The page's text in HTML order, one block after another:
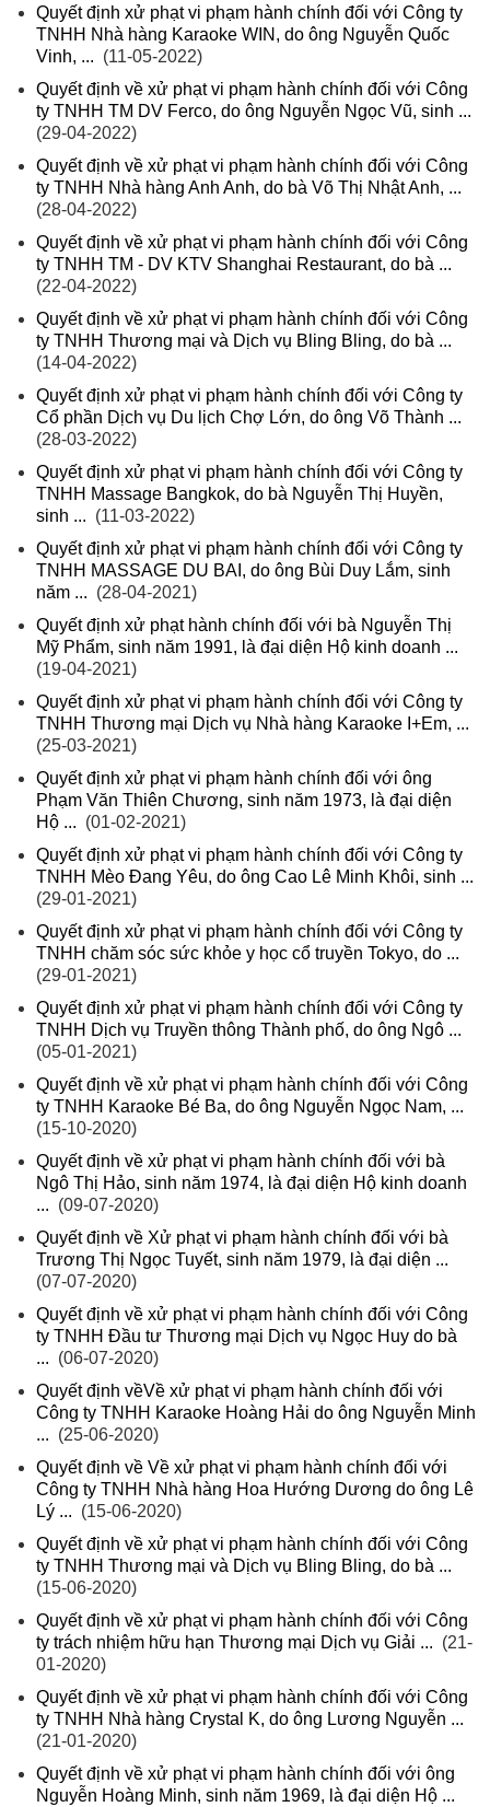
Quyết định xử phạt vi phạm hành chính đối với Công ty
TNHH Nhà hàng Karaoke WIN, do ông Nguyễn Quốc
Vinh, ... (11-05-2022)
Quyết định về xử phạt vi phạm hành chính đối với Công
ty TNHH TM DV Ferco, do ông Nguyễn Ngọc Vũ, sinh ...
(29-04-2022)
Quyết định về xử phạt vi phạm hành chính đối với Công
ty TNHH Nhà hàng Anh Anh, do bà Võ Thị Nhật Anh, ...
(28-04-2022)
Quyết định về xử phạt vi phạm hành chính đối với Công
ty TNHH TM - DV KTV Shanghai Restaurant, do bà ...
(22-04-2022)
Quyết định về xử phạt vi phạm hành chính đối với Công
ty TNHH Thương mại và Dịch vụ Bling Bling, do bà ...
(14-04-2022)
Quyết định xử phạt vi phạm hành chính đối với Công ty
Cổ phần Dịch vụ Du lịch Chợ Lớn, do ông Võ Thành ...
(28-03-2022)
Quyết định xử phạt vi phạm hành chính đối với Công ty
TNHH Massage Bangkok, do bà Nguyễn Thị Huyền,
sinh ... (11-03-2022)
Quyết định xử phạt vi phạm hành chính đối với Công ty
TNHH MASSAGE DU BAI, do ông Bùi Duy Lắm, sinh
năm ... (28-04-2021)
Quyết định xử phạt hành chính đối với bà Nguyễn Thị
Mỹ Phẩm, sinh năm 1991, là đại diện Hộ kinh doanh ...
(19-04-2021)
Quyết định xử phạt vi phạm hành chính đối với Công ty
TNHH Thương mại Dịch vụ Nhà hàng Karaoke I+Em, ...
(25-03-2021)
Quyết định xử phạt vi phạm hành chính đối với ông
Phạm Văn Thiên Chương, sinh năm 1973, là đại diện
Hộ ... (01-02-2021)
Quyết định xử phạt vi phạm hành chính đối với Công ty
TNHH Mèo Đang Yêu, do ông Cao Lê Minh Khôi, sinh ...
(29-01-2021)
Quyết định xử phạt vi phạm hành chính đối với Công ty
TNHH chăm sóc sức khỏe y học cổ truyền Tokyo, do ...
(29-01-2021)
Quyết định xử phạt vi phạm hành chính đối với Công ty
TNHH Dịch vụ Truyền thông Thành phố, do ông Ngô ...
(05-01-2021)
Quyết định về xử phạt vi phạm hành chính đối với Công
ty TNHH Karaoke Bé Ba, do ông Nguyễn Ngọc Nam, ...
(15-10-2020)
Quyết định về xử phạt vi phạm hành chính đối với bà
Ngô Thị Hảo, sinh năm 1974, là đại diện Hộ kinh doanh
... (09-07-2020)
Quyết định về Xử phạt vi phạm hành chính đối với bà
Trương Thị Ngọc Tuyết, sinh năm 1979, là đại diện ...
(07-07-2020)
Quyết định về xử phạt vi phạm hành chính đối với Công
ty TNHH Đầu tư Thương mại Dịch vụ Ngọc Huy do bà
... (06-07-2020)
Quyết định vềVề xử phạt vi phạm hành chính đối với
Công ty TNHH Karaoke Hoàng Hải do ông Nguyễn Minh
... (25-06-2020)
Quyết định về Về xử phạt vi phạm hành chính đối với
Công ty TNHH Nhà hàng Hoa Hướng Dương do ông Lê
Lý ... (15-06-2020)
Quyết định về xử phạt vi phạm hành chính đối với Công
ty TNHH Thương mại và Dịch vụ Bling Bling, do bà ...
(15-06-2020)
Quyết định về xử phạt vi phạm hành chính đối với Công
ty trách nhiệm hữu hạn Thương mại Dịch vụ Giải ... (21-
01-2020)
Quyết định về xử phạt vi phạm hành chính đối với Công
ty TNHH Nhà hàng Crystal K, do ông Lương Nguyễn ...
(21-01-2020)
Quyết định về xử phạt vi phạm hành chính đối với ông
Nguyễn Hoàng Minh, sinh năm 1969, là đại diện Hộ ...